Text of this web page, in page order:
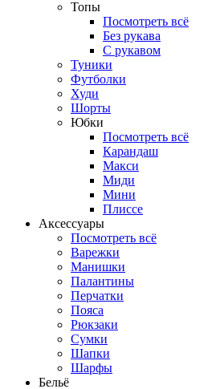
Топы
Посмотреть всё
Без рукава
С рукавом
Туники
Футболки
Худи
Шорты
Юбки
Посмотреть всё
Карандаш
Макси
Миди
Мини
Плиссе
Аксессуары
Посмотреть всё
Варежки
Манишки
Палантины
Перчатки
Пояса
Рюкзаки
Сумки
Шапки
Шарфы
Бельё